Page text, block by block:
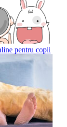
pentru copii